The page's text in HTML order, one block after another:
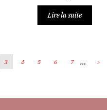
Lire la suite
3 4 5 6 7 ... >